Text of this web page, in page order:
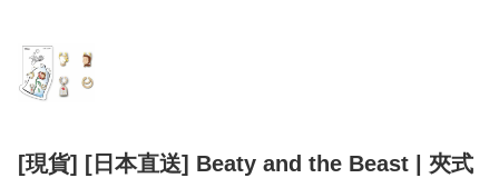
[現貨] [日本直送] Beaty and the Beast | 夾式